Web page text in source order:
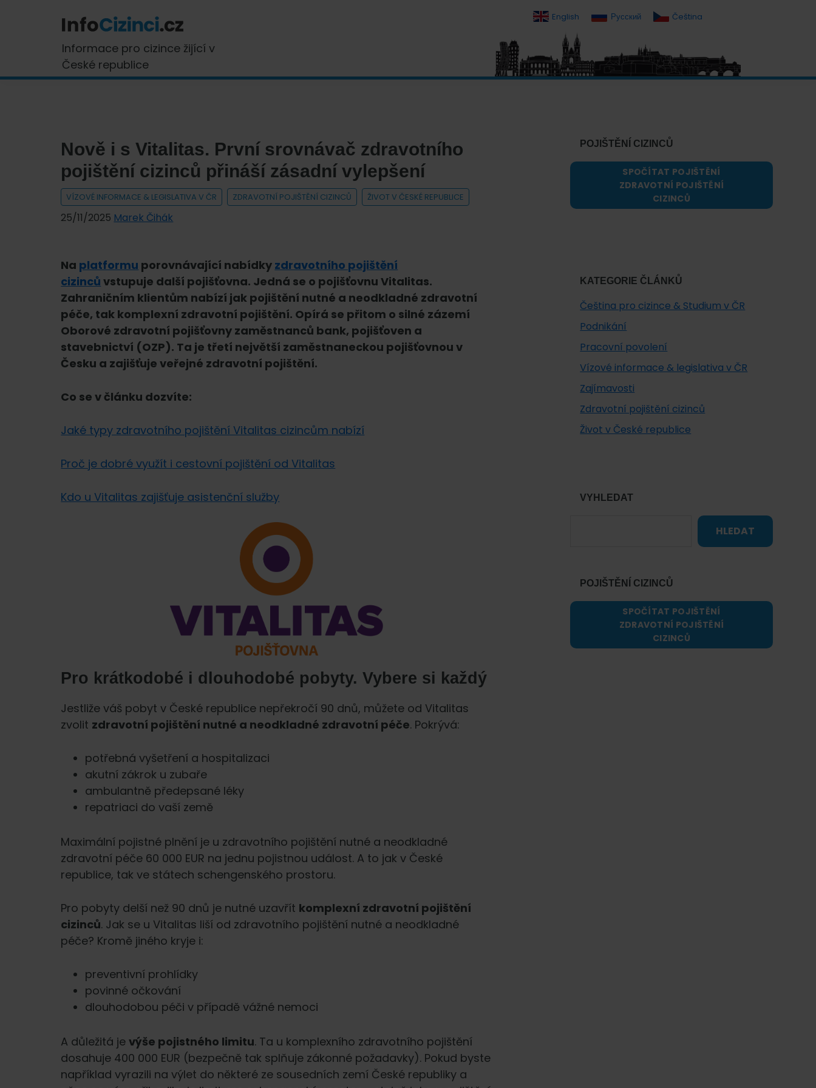
InfoCizinci.cz
Informace pro cizince žijící v
České republice
English Русский Čeština
Nově i s Vitalitas. První srovnávač zdravotního
pojištění cizinců přináší zásadní vylepšení
VÍZOVÉ INFORMACE & LEGISLATIVA V ČR ZDRAVOTNÍ POJIŠTĚNÍ CIZINCŮ ŽIVOT V ČESKÉ REPUBLICE
25/11/2025 Marek Čihák
Na platformu porovnávající nabídky zdravotního pojištění
cizinců vstupuje další pojišťovna. Jedná se o pojišťovnu Vitalitas.
Zahraničním klientům nabízí jak pojištění nutné a neodkladné zdravotní
péče, tak komplexní zdravotní pojištění. Opírá se přitom o silné zázemí
Oborové zdravotní pojišťovny zaměstnanců bank, pojišťoven a
stavebnictví (OZP). Ta je třetí největší zaměstnaneckou pojišťovnou v
Česku a zajišťuje veřejné zdravotní pojištění.
Co se v článku dozvíte:
Jaké typy zdravotního pojištění Vitalitas cizincům nabízí
Proč je dobré využít i cestovní pojištění od Vitalitas
Kdo u Vitalitas zajišťuje asistenční služby
Pro krátkodobé i dlouhodobé pobyty. Vybere si každý
Jestliže váš pobyt v České republice nepřekročí 90 dnů, můžete od Vitalitas
zvolit zdravotní pojištění nutné a neodkladné zdravotní péče. Pokrývá:
potřebná vyšetření a hospitalizaci
akutní zákrok u zubaře
ambulantně předepsané léky
repatriaci do vaší země
Maximální pojistné plnění je u zdravotního pojištění nutné a neodkladné
zdravotní péče 60 000 EUR na jednu pojistnou událost. A to jak v České
republice, tak ve státech schengenského prostoru.
Pro pobyty delší než 90 dnů je nutné uzavřít komplexní zdravotní pojištění
cizinců. Jak se u Vitalitas liší od zdravotního pojištění nutné a neodkladné
péče? Kromě jiného kryje i:
preventivní prohlídky
povinné očkování
dlouhodobou péči v případě vážné nemoci
A důležitá jevýše pojistného limitu. Ta u komplexního zdravotního pojištění
dosahuje 400 000 EUR (bezpečně tak splňuje zákonné požadavky). Pokud byste
například vyrazili na výlet do některé ze sousedních zemí České republiky a
POJIŠTĚNÍ CIZINCŮ
SPOČÍTAT POJIŠTĚNÍ
ZDRAVOTNÍ POJIŠTĚNÍ
CIZINCŮ
KATEGORIE ČLÁNKŮ
Čeština pro cizince & Studium v ČR
Podnikání
Pracovní povolení
Vízové informace & legislativa v ČR
Zajímavosti
Zdravotní pojištění cizinců
Život v České republice
VYHLEDAT
HLEDAT
POJIŠTĚNÍ CIZINCŮ
SPOČÍTAT POJIŠTĚNÍ
ZDRAVOTNÍ POJIŠTĚNÍ
CIZINCŮ